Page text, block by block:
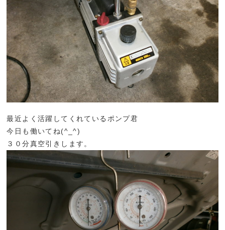
最近よく活躍してくれているポンプ君
今日も働いてね(^_^)
３０分真空引きします。